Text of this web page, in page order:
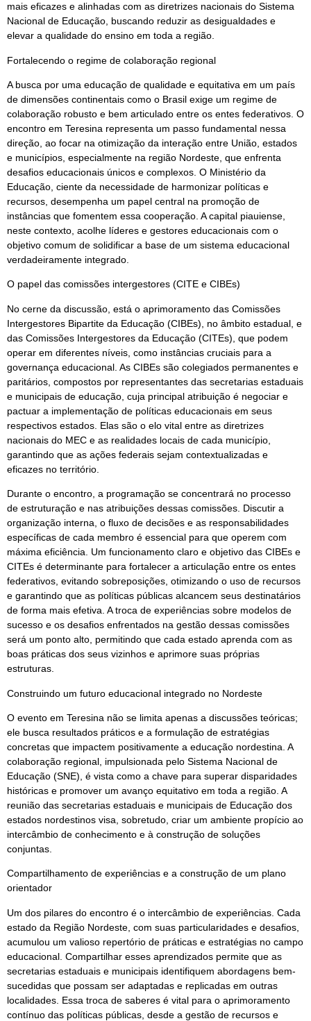
mais eficazes e alinhadas com as diretrizes nacionais do Sistema
Nacional de Educação, buscando reduzir as desigualdades e
elevar a qualidade do ensino em toda a região.
Fortalecendo o regime de colaboração regional
A busca por uma educação de qualidade e equitativa em um país
de dimensões continentais como o Brasil exige um regime de
colaboração robusto e bem articulado entre os entes federativos. O
encontro em Teresina representa um passo fundamental nessa
direção, ao focar na otimização da interação entre União, estados
e municípios, especialmente na região Nordeste, que enfrenta
desafios educacionais únicos e complexos. O Ministério da
Educação, ciente da necessidade de harmonizar políticas e
recursos, desempenha um papel central na promoção de
instâncias que fomentem essa cooperação. A capital piauiense,
neste contexto, acolhe líderes e gestores educacionais com o
objetivo comum de solidificar a base de um sistema educacional
verdadeiramente integrado.
O papel das comissões intergestores (CITE e CIBEs)
No cerne da discussão, está o aprimoramento das Comissões
Intergestores Bipartite da Educação (CIBEs), no âmbito estadual, e
das Comissões Intergestores da Educação (CITEs), que podem
operar em diferentes níveis, como instâncias cruciais para a
governança educacional. As CIBEs são colegiados permanentes e
paritários, compostos por representantes das secretarias estaduais
e municipais de educação, cuja principal atribuição é negociar e
pactuar a implementação de políticas educacionais em seus
respectivos estados. Elas são o elo vital entre as diretrizes
nacionais do MEC e as realidades locais de cada município,
garantindo que as ações federais sejam contextualizadas e
eficazes no território.
Durante o encontro, a programação se concentrará no processo
de estruturação e nas atribuições dessas comissões. Discutir a
organização interna, o fluxo de decisões e as responsabilidades
específicas de cada membro é essencial para que operem com
máxima eficiência. Um funcionamento claro e objetivo das CIBEs e
CITEs é determinante para fortalecer a articulação entre os entes
federativos, evitando sobreposições, otimizando o uso de recursos
e garantindo que as políticas públicas alcancem seus destinatários
de forma mais efetiva. A troca de experiências sobre modelos de
sucesso e os desafios enfrentados na gestão dessas comissões
será um ponto alto, permitindo que cada estado aprenda com as
boas práticas dos seus vizinhos e aprimore suas próprias
estruturas.
Construindo um futuro educacional integrado no Nordeste
O evento em Teresina não se limita apenas a discussões teóricas;
ele busca resultados práticos e a formulação de estratégias
concretas que impactem positivamente a educação nordestina. A
colaboração regional, impulsionada pelo Sistema Nacional de
Educação (SNE), é vista como a chave para superar disparidades
históricas e promover um avanço equitativo em toda a região. A
reunião das secretarias estaduais e municipais de Educação dos
estados nordestinos visa, sobretudo, criar um ambiente propício ao
intercâmbio de conhecimento e à construção de soluções
conjuntas.
Compartilhamento de experiências e a construção de um plano
orientador
Um dos pilares do encontro é o intercâmbio de experiências. Cada
estado da Região Nordeste, com suas particularidades e desafios,
acumulou um valioso repertório de práticas e estratégias no campo
educacional. Compartilhar esses aprendizados permite que as
secretarias estaduais e municipais identifiquem abordagens bem-
sucedidas que possam ser adaptadas e replicadas em outras
localidades. Essa troca de saberes é vital para o aprimoramento
contínuo das políticas públicas, desde a gestão de recursos e